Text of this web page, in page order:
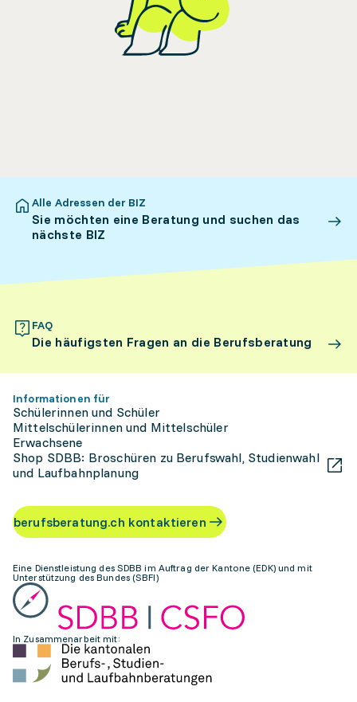
Alle Adressen der BIZ
Sie möchten eine Beratung und suchen das
nächste BIZ
FAQ
Die häufigsten Fragen an die Berufsberatung
Informationen für
Schülerinnen und Schüler
Mittelschülerinnen und Mittelschüler
Erwachsene
Shop SDBB: Broschüren zu Berufswahl, Studienwahl
und Laufbahnplanung
berufsberatung.ch kontaktieren
Eine Dienstleistung des SDBB im Auftrag der Kantone (EDK) und mit
Unterstützung des Bundes (SBFI)
In Zusammenarbeit mit: